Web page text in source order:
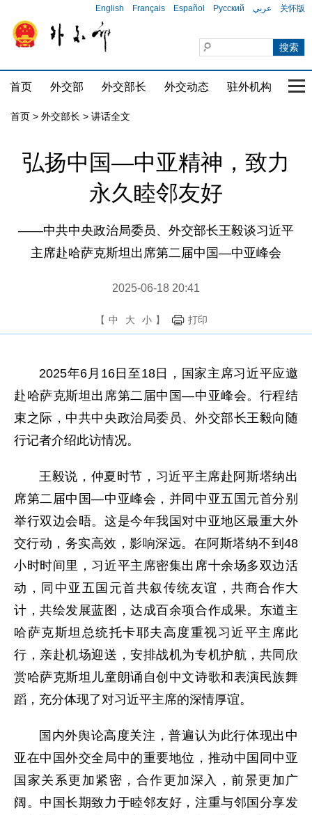
English Français Español Русский عربي 关怀版
首页 外交部 外交部长 外交动态 驻外机构 国
首页 > 外交部长 > 讲话全文
弘扬中国—中亚精神，致力
永久睦邻友好
​——中共中央政治局委员、外交部长王毅谈习近平
主席赴哈萨克斯坦出席第二届中国—中亚峰会
2025-06-18 20:41
【 中 大 小 】 打印
2025年6月16日至18日，国家主席习近平应邀
赴哈萨克斯坦出席第二届中国—中亚峰会。行程结
束之际，中共中央政治局委员、外交部长王毅向随
行记者介绍此访情况。
王毅说，仲夏时节，习近平主席赴阿斯塔纳出
席第二届中国—中亚峰会，并同中亚五国元首分别
举行双边会晤。这是今年我国对中亚地区最重大外
交行动，务实高效，影响深远。在阿斯塔纳不到48
小时时间里，习近平主席密集出席十余场多双边活
动，同中亚五国元首共叙传统友谊，共商合作大
计，共绘发展蓝图，达成百余项合作成果。东道主
哈萨克斯坦总统托卡耶夫高度重视习近平主席此
行，亲赴机场迎送，安排战机为专机护航，共同欣
赏哈萨克斯坦儿童朗诵自创中文诗歌和表演民族舞
蹈，充分体现了对习近平主席的深情厚谊。
国内外舆论高度关注，普遍认为此行体现出中
亚在中国外交全局中的重要地位，推动中国同中亚
国家关系更加紧密，合作更加深入，前景更加广
阔。中国长期致力于睦邻友好，注重与邻国分享发